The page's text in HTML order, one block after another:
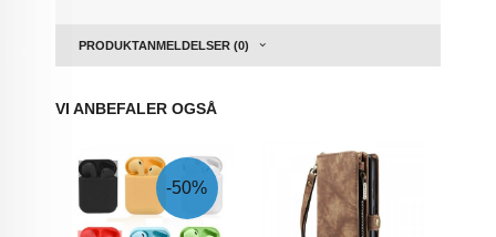
PRODUKTANMELDELSER (0)
VI ANBEFALER OGSÅ
-50%